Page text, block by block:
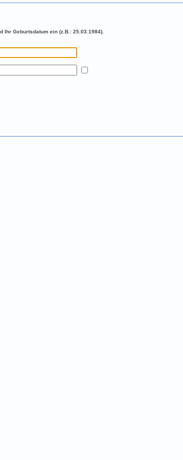
Geburtsdatum ein (z.B.: 25.03.1984).